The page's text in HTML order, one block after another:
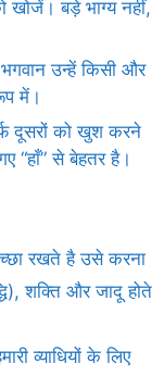
खोजें। बड़े भाग्य नहीं,
उन्हें किसी और
में।
दूसरों को खुश करने
“हाँ” से बेहतर है।
रखते है उसे करना
शक्ति और जादू होते
व्याधियों के लिए